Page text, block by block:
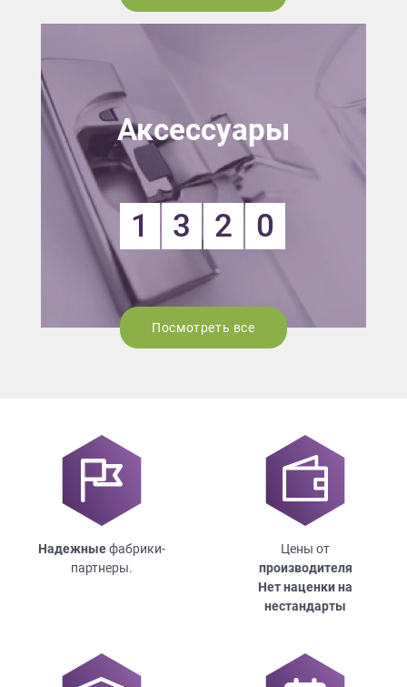
Аксессуары
1 3 2 0
Посмотреть все
Надежныефабрики-
партнеры.
Цены от
производителя
Нет наценки на
нестандарты